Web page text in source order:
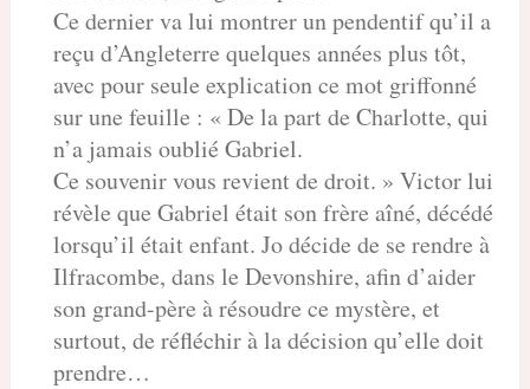
Ce dernier va lui montrer un pendentif qu’il a
reçu d’Angleterre quelques années plus tôt,
avec pour seule explication ce mot griffonné
sur une feuille : « De la part de Charlotte, qui
n’a jamais oublié Gabriel.
Ce souvenir vous revient de droit. » Victor lui
révèle que Gabriel était son frère aîné, décédé
lorsqu’il était enfant. Jo décide de se rendre à
Ilfracombe, dans le Devonshire, afin d’aider
son grand-père à résoudre ce mystère, et
surtout, de réfléchir à la décision qu’elle doit
prendre…